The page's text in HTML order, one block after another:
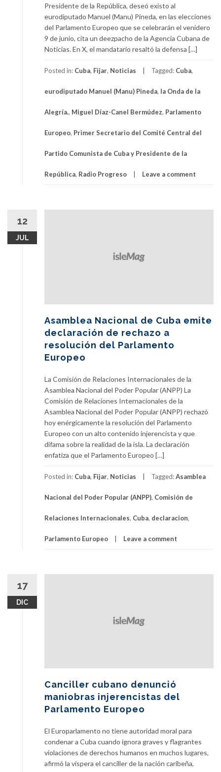
Presidente de la República, deseó existo al
eurodiputado Manuel (Manu) Pineda, en las elecciones
del Parlamento Europeo que se celebrarán el venidero
9 de junio, cita un deezpacho de la Agencia Cubana de
Noticias. En X, el mandatario resaltó la defensa […]
Posted in: Cuba, Fijar, Noticias Tagged: Cuba,
eurodiputado Manuel (Manu) Pineda, la Onda de la
Alegría., Miguel Díaz-Canel Bermúdez, Parlamento
Europeo, Primer Secretario del Comité Central del
Partido Comunista de Cuba y Presidente de la
República, Radio Progreso Leave a comment
12
JUL
Asamblea Nacional de Cuba emite
declaración de rechazo a
resolución del Parlamento
Europeo
La Comisión de Relaciones Internacionales de la
Asamblea Nacional del Poder Popular (ANPP) La
Comisión de Relaciones Internacionales de la
Asamblea Nacional del Poder Popular (ANPP) rechazó
hoy enérgicamente la resolución del Parlamento
Europeo con un alto contenido injerencista y que
difama sobre la realidad de la isla. La declaración
enfatiza que el Parlamento Europeo […]
Posted in: Cuba, Fijar, Noticias Tagged:Asamblea
Nacional del Poder Popular (ANPP), Comisión de
Relaciones Internacionales, Cuba, declaracion,
Parlamento Europeo Leave a comment
17
DIC
Canciller cubano denunció
maniobras injerencistas del
Parlamento Europeo
El Europarlamento no tiene autoridad moral para
condenar a Cuba cuando ignora graves y flagrantes
violaciones de derechos humanos en muchos lugares,
afirmó la víspera el canciller de la nación caribeña,